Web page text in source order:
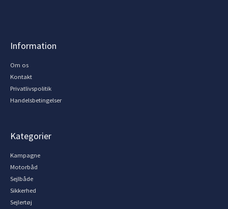
Information
Om os
Kontakt
Privatlivspolitik
Handelsbetingelser
Kategorier
Kampagne
Motorbåd
Sejlbåde
Sikkerhed
Sejlertøj